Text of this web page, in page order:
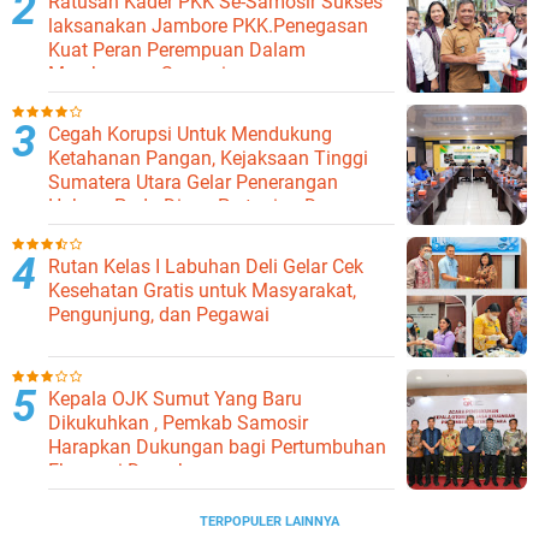
laksanakan Jambore PKK.Penegasan
Kuat Peran Perempuan Dalam
Membangun Samosir.
Cegah Korupsi Untuk Mendukung
Ketahanan Pangan, Kejaksaan Tinggi
Sumatera Utara Gelar Penerangan
Hukum Pada Dinas Pertanian Dan
Ketahanan Pangan
Rutan Kelas I Labuhan Deli Gelar Cek
Kesehatan Gratis untuk Masyarakat,
Pengunjung, dan Pegawai
Kepala OJK Sumut Yang Baru
Dikukuhkan , Pemkab Samosir
Harapkan Dukungan bagi Pertumbuhan
Ekonomi Daerah
TERPOPULER LAINNYA